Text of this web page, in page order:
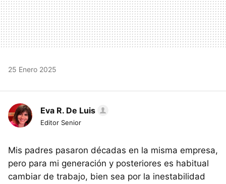
25 Enero 2025
Eva R. De Luis
Editor Senior
Mis padres pasaron décadas en la misma empresa,
pero para mi generación y posteriores es habitual
cambiar de trabajo, bien sea por la inestabilidad